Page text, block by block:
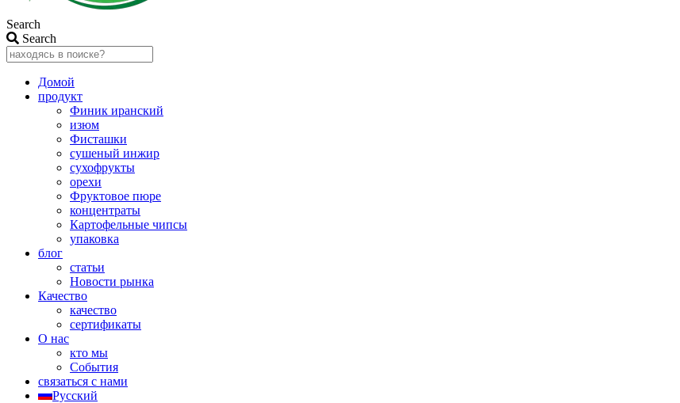
Search
Search
Домой
продукт
Финик иранский
изюм
Фисташки
сушеный инжир
сухофрукты
орехи
Фруктовое пюре
концентраты
Картофельные чипсы
упаковка
блог
статьи
Новости рынка
Качество
качество
сертификаты
О нас
кто мы
События
связаться с нами
Русский